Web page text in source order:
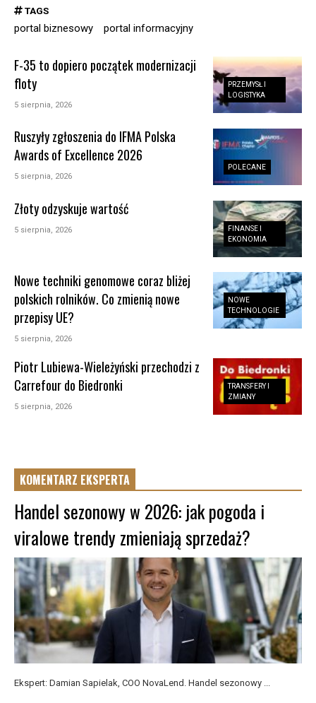
TAGS
portal biznesowy portal informacyjny
PRZEMYSŁ I
LOGISTYKA
F-35 to dopiero początek modernizacji
floty
5 sierpnia, 2026
POLECANE
Ruszyły zgłoszenia do IFMA Polska
Awards of Excellence 2026
5 sierpnia, 2026
FINANSE I
EKONOMIA
Złoty odzyskuje wartość
5 sierpnia, 2026
NOWE
TECHNOLOGIE
Nowe techniki genomowe coraz bliżej
polskich rolników. Co zmienią nowe
przepisy UE?
5 sierpnia, 2026
TRANSFERY I
ZMIANY
Piotr Lubiewa-Wieleżyński przechodzi z
Carrefour do Biedronki
5 sierpnia, 2026
KOMENTARZ EKSPERTA
Handel sezonowy w 2026: jak pogoda i
viralowe trendy zmieniają sprzedaż?
Ekspert: Damian Sapielak, COO NovaLend. Handel sezonowy ...